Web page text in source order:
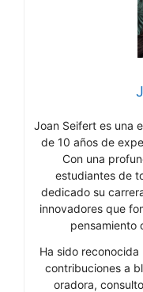
Joan Seifert es una
de 10 años de
Con una
estudiantes de
dedicado su
innovadores que
pensamiento
Ha sido
contribuciones a
oradora,